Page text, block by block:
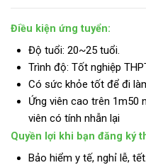
Điều kiện ứng tuyển:
Độ tuổi: 20~25 tuổi.
Trình độ: Tốt nghiệp
Có sức khỏe tốt để đi
Ứng viên cao trên 1m50
viên có tính nhẫn lại
Quyền lợi khi bạn đăng ký
Bảo hiểm y tế, nghỉ lễ,